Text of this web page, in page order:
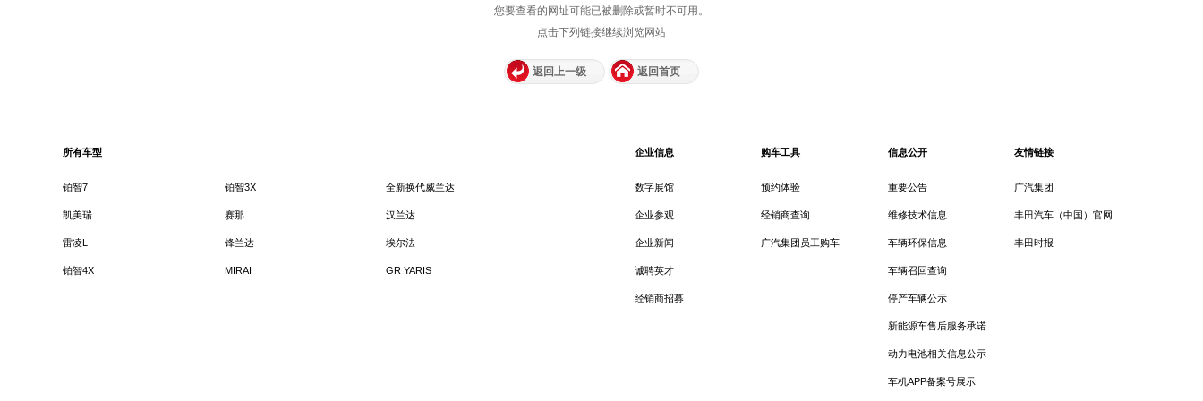
您要查看的网址可能已被删除或暂时不可用。
点击下列链接继续浏览网站
返回上一级 返回首页
所有车型
铂智7 铂智3X 全新换代威兰达
凯美瑞 赛那 汉兰达
雷凌L 锋兰达 埃尔法
铂智4X MIRAI GR YARIS
企业信息
数字展馆
企业参观
企业新闻
诚聘英才
经销商招募
购车工具
预约体验
经销商查询
广汽集团员工购车
信息公开
重要公告
维修技术信息
车辆环保信息
车辆召回查询
停产车辆公示
新能源车售后服务承诺
动力电池相关信息公示
车机APP备案号展示
友情链接
广汽集团
丰田汽车（中国）官网
丰田时报